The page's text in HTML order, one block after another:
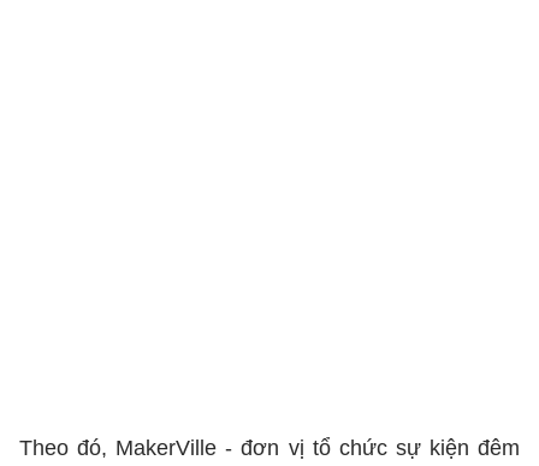
Theo đó, MakerVille - đơn vị tổ chức sự kiện đêm